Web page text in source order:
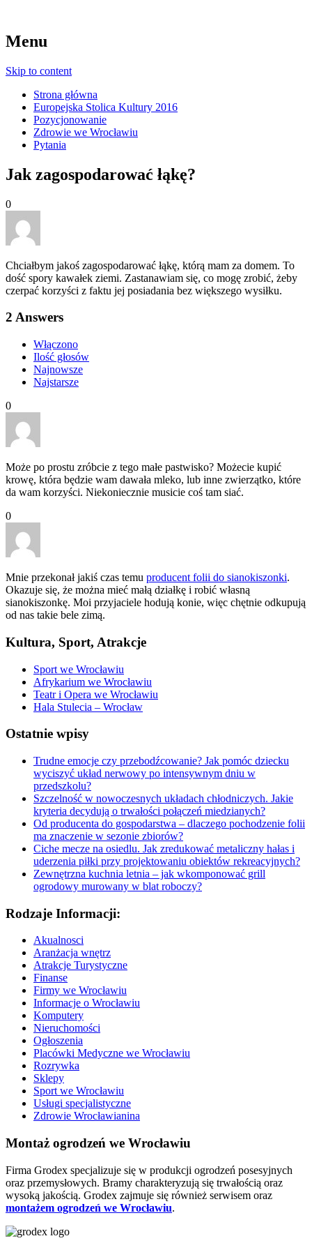
Menu
Skip to content
Strona główna
Europejska Stolica Kultury 2016
Pozycjonowanie
Zdrowie we Wrocławiu
Pytania
Jak zagospodarować łąkę?
0
Chciałbym jakoś zagospodarować łąkę, którą mam za domem. To
dość spory kawałek ziemi. Zastanawiam się, co mogę zrobić, żeby
czerpać korzyści z faktu jej posiadania bez większego wysiłku.
2 Answers
Włączono
Ilość głosów
Najnowsze
Najstarsze
0
Może po prostu zróbcie z tego małe pastwisko? Możecie kupić
krowę, która będzie wam dawała mleko, lub inne zwierzątko, które
da wam korzyści. Niekoniecznie musicie coś tam siać.
0
Mnie przekonał jakiś czas temu producent folii do sianokiszonki.
Okazuje się, że można mieć małą działkę i robić własną
sianokiszonkę. Moi przyjaciele hodują konie, więc chętnie odkupują
od nas takie bele zimą.
Kultura, Sport, Atrakcje
Sport we Wrocławiu
Afrykarium we Wrocławiu
Teatr i Opera we Wrocławiu
Hala Stulecia – Wrocław
Ostatnie wpisy
Trudne emocje czy przebodźcowanie? Jak pomóc dziecku
wyciszyć układ nerwowy po intensywnym dniu w
przedszkolu?
Szczelność w nowoczesnych układach chłodniczych. Jakie
kryteria decydują o trwałości połączeń miedzianych?
Od producenta do gospodarstwa – dlaczego pochodzenie folii
ma znaczenie w sezonie zbiorów?
Ciche mecze na osiedlu. Jak zredukować metaliczny hałas i
uderzenia piłki przy projektowaniu obiektów rekreacyjnych?
Zewnętrzna kuchnia letnia – jak wkomponować grill
ogrodowy murowany w blat roboczy?
Rodzaje Informacji:
Akualnosci
Aranżacja wnętrz
Atrakcje Turystyczne
Finanse
Firmy we Wrocławiu
Informacje o Wrocławiu
Komputery
Nieruchomości
Ogłoszenia
Placówki Medyczne we Wrocławiu
Rozrywka
Sklepy
Sport we Wrocławiu
Usługi specjalistyczne
Zdrowie Wrocławianina
Montaż ogrodzeń we Wrocławiu
Firma Grodex specjalizuje się w produkcji ogrodzeń posesyjnych
oraz przemysłowych. Bramy charakteryzują się trwałością oraz
wysoką jakością. Grodex zajmuje się również serwisem oraz
montażem ogrodzeń we Wrocławiu.